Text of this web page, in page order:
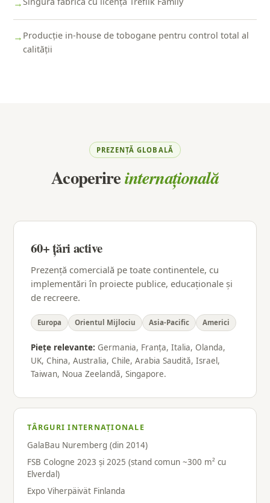
→
→ Producție in-house de tobogane pentru control total al
calității
PREZENȚĂ GLOBALĂ
Acoperireinternațională
60+ țări active
Prezență comercială pe toate continentele, cu
implementări în proiecte publice, educaționale și
de recreere.
Europa Orientul Mijlociu Asia-Pacific Americi
Piețe relevante: Germania, Franța, Italia, Olanda,
UK, China, Australia, Chile, Arabia Saudită, Israel,
Taiwan, Noua Zeelandă, Singapore.
TÂRGURI INTERNAȚIONALE
GalaBau Nuremberg (din 2014)
FSB Cologne 2023 și 2025 (stand comun ~300 m² cu
Elverdal)
Expo Viherpäivät Finlanda